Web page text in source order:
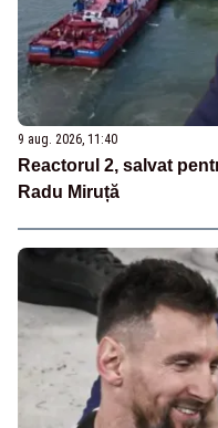
9 aug. 2026, 11:40
Reactorul 2, salvat
Radu Miruță